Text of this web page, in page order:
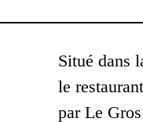
Situé dans
le
par Le